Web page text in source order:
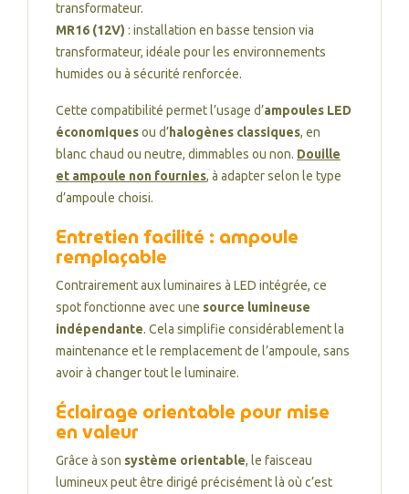
transformateur.
MR16 (12V) : installation en basse tension via
transformateur, idéale pour les environnements
humides ou à sécurité renforcée.
Cette compatibilité permet l’usage d’ampoules LED
économiquesou d’halogènes classiques, en
blanc chaud ou neutre, dimmables ou non. Douille
et ampoule non fournies, à adapter selon le type
d’ampoule choisi.
Entretien facilité : ampoule
remplaçable
Contrairement aux luminaires à LED intégrée, ce
spot fonctionne avec une source lumineuse
indépendante. Cela simplifie considérablement la
maintenance et le remplacement de l’ampoule, sans
avoir à changer tout le luminaire.
Éclairage orientable pour mise
en valeur
Grâce à son système orientable, le faisceau
lumineux peut être dirigé précisément là où c’est